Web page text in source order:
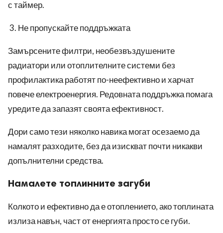
с таймер.
Не пропускайте поддръжката
Замърсените филтри, необезвъздушените
радиатори или отоплителните системи без
профилактика работят по-неефективно и харчат
повече електроенергия. Редовната поддръжка помага
уредите да запазят своята ефективност.
Дори само тези няколко навика могат осезаемо да
намалят разходите, без да изискват почти никакви
допълнителни средства.
Намалете топлинните загуби
Колкото и ефективно да е отоплението, ако топлината
излиза навън, част от енергията просто се губи.